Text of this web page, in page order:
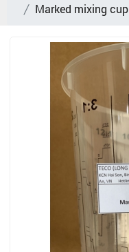
Marked mixing cup